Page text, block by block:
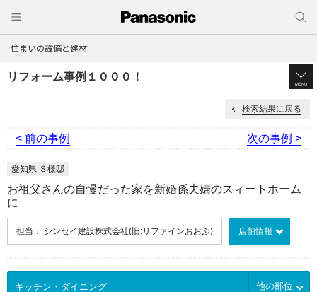
住まいの設備と建材
リフォーム事例１０００！
MENU
検索結果に戻る
< 前の事例 次の事例 >
愛知県 Ｓ様邸
お祖父さんの自慢だった家を新婚孫夫婦のスィートホーム
に
担当： シンセイ建設株式会社(旧:リファインおおぶ) 店舗情報
他の部位